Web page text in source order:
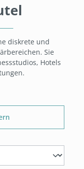
diskrete und
Sie
Hotels